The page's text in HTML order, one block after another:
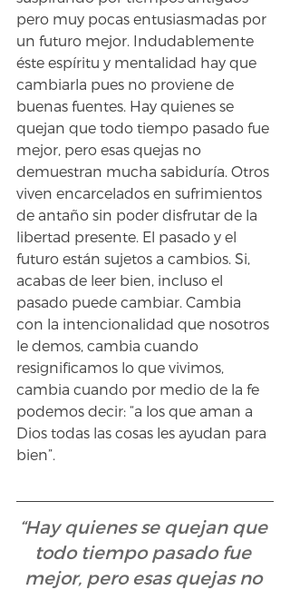
pero muy pocas entusiasmadas por
un futuro mejor. Indudablemente
éste espíritu y mentalidad hay que
cambiarla pues no proviene de
buenas fuentes. Hay quienes se
quejan que todo tiempo pasado fue
mejor, pero esas quejas no
demuestran mucha sabiduría. Otros
viven encarcelados en sufrimientos
de antaño sin poder disfrutar de la
libertad presente. El pasado y el
futuro están sujetos a cambios. Si,
acabas de leer bien, incluso el
pasado puede cambiar. Cambia
con la intencionalidad que nosotros
le demos, cambia cuando
resignificamos lo que vivimos,
cambia cuando por medio de la fe
podemos decir: “a los que aman a
Dios todas las cosas les ayudan para
bien”.
“Hay quienes se quejan que
todo tiempo pasado fue
mejor, pero esas quejas no